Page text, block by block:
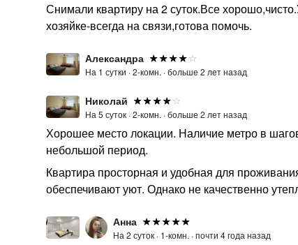
Снимали квартиру на 2 суток.Все
хозяйке-всегда на связи,готова помочь.
Александра
На 1 сутки ·2-комн. ·больше 2 лет назад
Николай
На 5 суток ·2-комн. ·больше 2 лет назад
Хорошее место локации. Наличие метро в
небольшой период.
Квартира просторная и удобная для
обеспечивают уют. Однако не качественно
Анна
На 2 суток · 1-комн. ·почти 4 года назад